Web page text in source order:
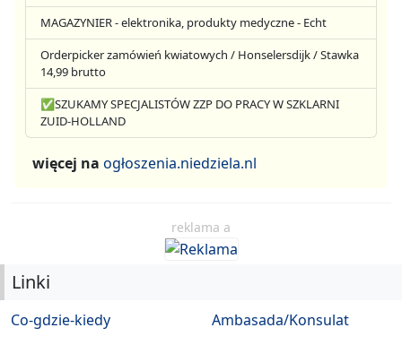
MAGAZYNIER - elektronika, produkty medyczne - Echt
Orderpicker zamówień kwiatowych / Honselersdijk / Stawka
14,99 brutto
✅SZUKAMY SPECJALISTÓW ZZP DO PRACY W SZKLARNI
ZUID-HOLLAND
więcej na ogłoszenia.niedziela.nl
reklama a
Linki
Co-gdzie-kiedy
Ambasada/Konsulat